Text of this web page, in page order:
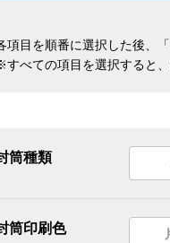
項目を順番に選択した後、
べての項目を選択すると、
筒種類
筒印刷色